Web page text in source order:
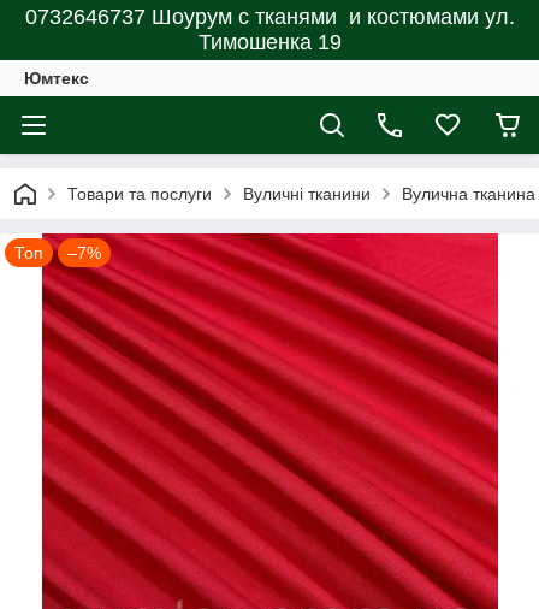
0732646737 Шоурум с тканями и костюмами ул.
Тимошенка 19
Юмтекс
Товари та послуги Вуличні тканини Вулична тканина
Топ –7%